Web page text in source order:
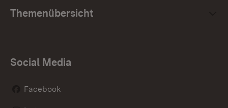
Themenübersicht
Social Media
Facebook